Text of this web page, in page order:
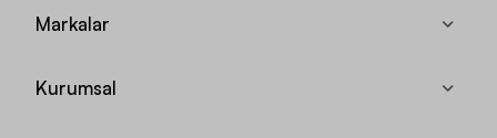
Markalar
Kurumsal